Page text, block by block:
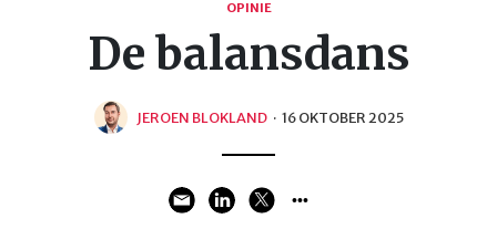
OPINIE
De balansdans
JEROEN BLOKLAND · 16 OKTOBER 2025